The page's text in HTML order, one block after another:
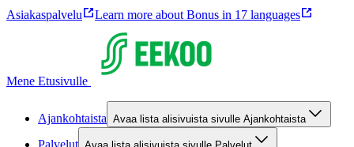
Asiakaspalvelu Learn more about Bonus in 17 languages
Mene Etusivulle
Ajankohtaista Avaa lista alisivuista sivulle Ajankohtaista
Palvelut